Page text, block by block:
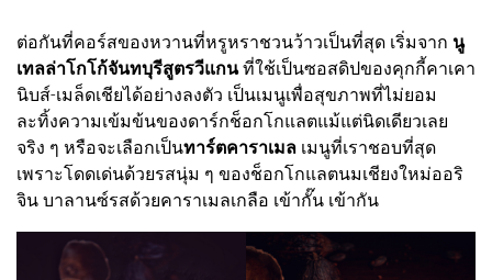
ต่อกันที่คอร์สของหวานที่หรูหราชวนว้าวเป็นที่สุด เริ่มจาก นู
เทลล่าโกโก้จันทบุรีสูตรวีแกนที่ใช้เป็นซอสดิปของคุกกี้คาเคา
นิบส์-เมล็ดเชียได้อย่างลงตัว เป็นเมนูเพื่อสุขภาพที่ไม่ยอม
ละทิ้งความเข้มข้นของดาร์กช็อกโกแลตแม้แต่นิดเดียวเลย
จริง ๆ หรือจะเลือกเป็นทาร์ตคาราเมล เมนูที่เราชอบที่สุด
เพราะโดดเด่นด้วยรสนุ่ม ๆ ของช็อกโกแลตนมเชียงใหม่ออริ
จิน บาลานซ์รสด้วยคาราเมลเกลือ เข้ากั๊น เข้ากัน